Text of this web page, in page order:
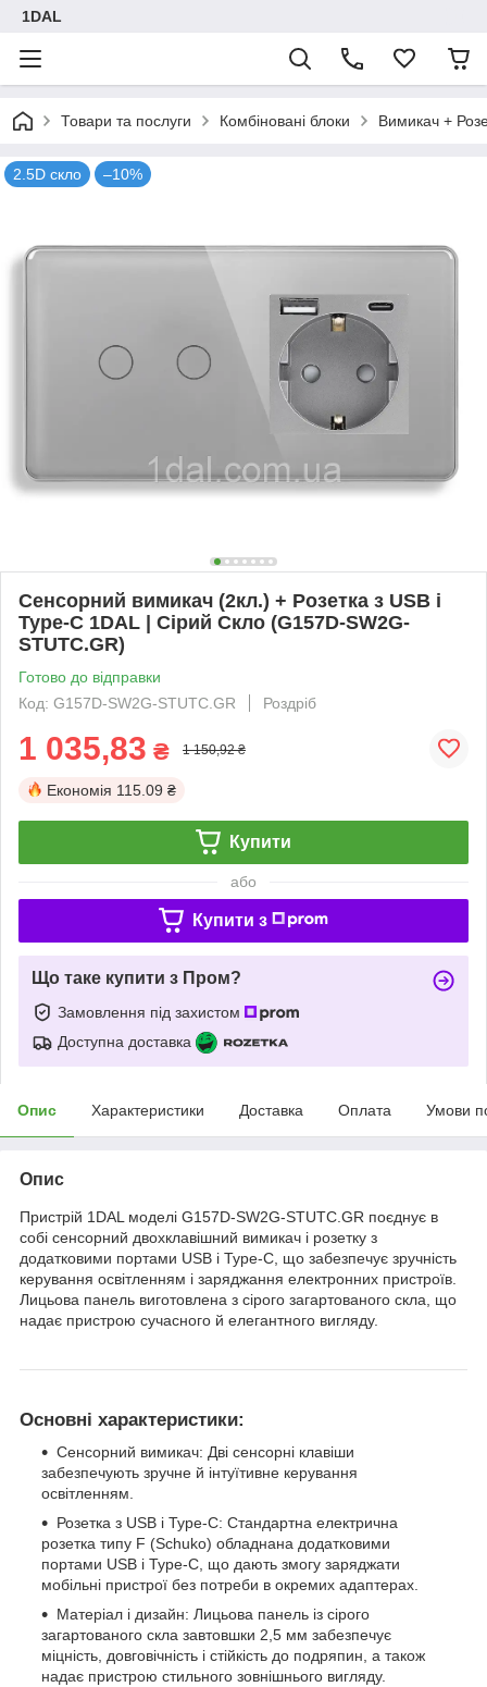
1DAL
Товари та послуги Комбіновані блоки Вимикач +
2.5D скло –10%
Сенсорний вимикач (2кл.) + Розетка з USB і
Type-C 1DAL | Сірий Скло (G157D-SW2G-
STUTC.GR)
Готово до відправки
Код: G157D-SW2G-STUTC.GR
Роздріб
1 035,83 ₴ 1 150,92 ₴
Економія 115.09 ₴
Купити
або
Купити з
Що таке купити з Пром?
Замовлення під захистом
Доступна доставка
Опис Характеристики Доставка Оплата Умови
Опис
Пристрій 1DAL моделі G157D-SW2G-STUTC.GR поєднує в
собі сенсорний двохклавішний вимикач і розетку з
додатковими портами USB і Type-C, що забезпечує зручність
керування освітленням і заряджання електронних пристроїв.
Лицьова панель виготовлена з сірого загартованого скла, що
надає пристрою сучасного й елегантного вигляду.
Основні характеристики:
Сенсорний вимикач: Дві сенсорні клавіши
забезпечують зручне й інтуїтивне керування
освітленням.
Розетка з USB і Type-C: Стандартна електрична
розетка типу F (Schuko) обладнана додатковими
портами USB і Type-C, що дають змогу заряджати
мобільні пристрої без потреби в окремих адаптерах.
Матеріал і дизайн: Лицьова панель із сірого
загартованого скла завтовшки 2,5 мм забезпечує
міцність, довговічність і стійкість до подряпин, а також
надає пристрою стильного зовнішнього вигляду.